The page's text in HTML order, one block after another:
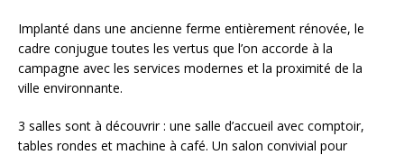
Implanté dans une ancienne ferme entièrement rénovée, le
cadre conjugue toutes les vertus que l’on accorde à la
campagne avec les services modernes et la proximité de la
ville environnante.
3 salles sont à découvrir : une salle d’accueil avec comptoir,
tables rondes et machine à café. Un salon convivial pour